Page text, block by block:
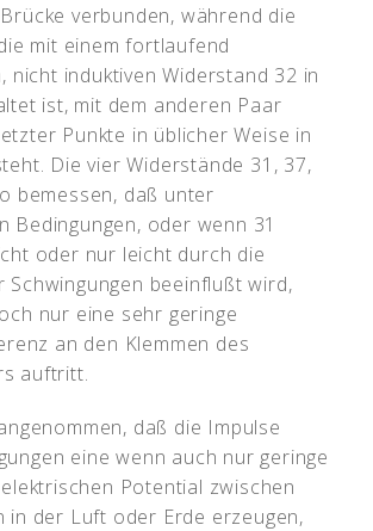
verbunden, während die
mit einem fortlaufend
nicht induktiven Widerstand 32 in
ist, mit dem anderen Paar
Punkte in üblicher Weise in
Die vier Widerstände 31, 37,
bemessen, daß unter
Bedingungen, oder wenn 31
oder nur leicht durch die
Schwingungen beeinflußt wird,
nur eine sehr geringe
an den Klemmen des
auftritt.
daß die Impulse
eine wenn auch nur geringe
Potential zwischen
in der Luft oder Erde erzeugen,